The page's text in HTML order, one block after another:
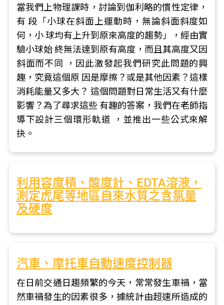
當我們上物理課時，討論到伽利略的慣性定律，
有 段「小球在斜面上運動時，無論斜面斜度如
何，小 球均有上升到原來高度的趨勢」，經由實
驗小球始 終無法達到原有高度，而且其高度又因
斜面而不同 ，因此激發起我們研究此問題的興
趣，究竟這個原 因是摩擦？或是其他因素？這樣
消耗能量又多大？ 這個問題對日常生活又有什麼
影響？為了尋求這些 有趣的答案，我們在老師指
導下設計三個環形軌道 ，並推出一些公式來解
抉。
利用容度積、酸度計、EDTA溶液，
測定虎尾等地區自來水質之含氯量
及硬度
汽車、摩托車自動速度控制器
在日前交通日趨頻繁的今天，常常發生車禍，當
然車禍發生的因素很多，據統計由超速所造成的